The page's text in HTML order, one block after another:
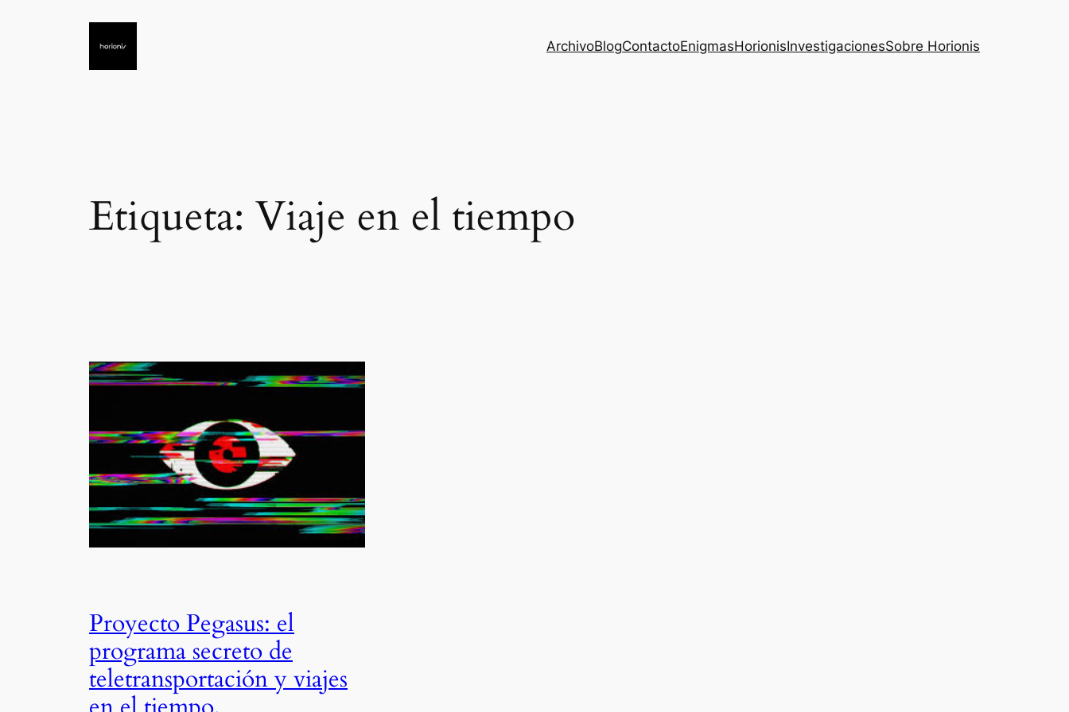
ArchivoBlogContactoEnigmasHorionisInvestigacionesSobre Horionis
Etiqueta: Viaje en el tiempo
Proyecto Pegasus: el
programa secreto de
teletransportación y viajes